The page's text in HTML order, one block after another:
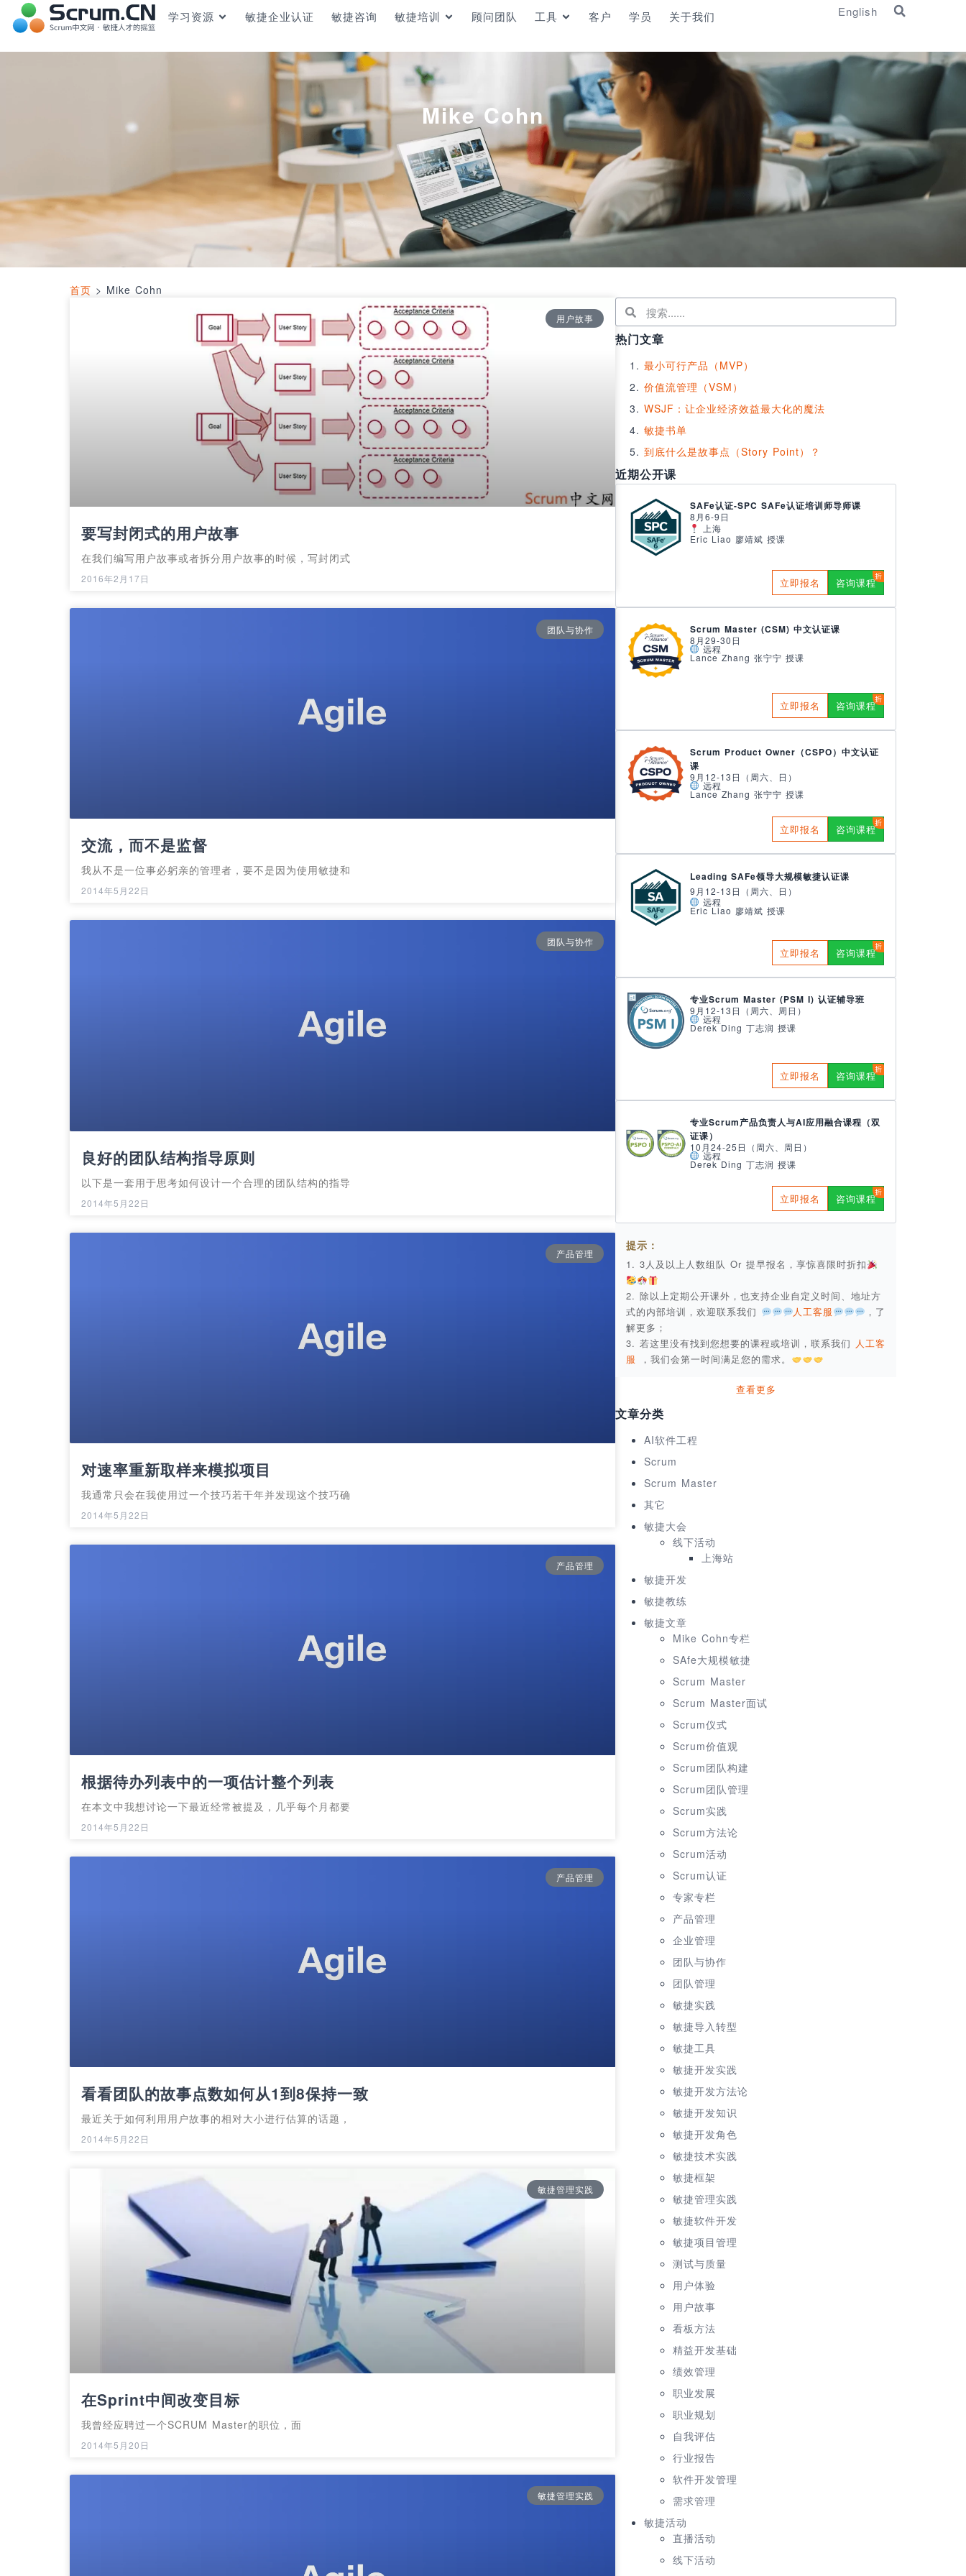
学习资源 敏捷企业认证 敏捷咨询 敏捷培训 顾问团队 工具 客户 学员 关于我们 English
Mike Cohn
首页 > Mike Cohn
用户故事
要写封闭式的用户故事
在我们编写用户故事或者拆分用户故事的时候，写封闭式
2016年2月17日
团队与协作
交流，而不是监督
我从不是一位事必躬亲的管理者，要不是因为使用敏捷和
2014年5月22日
团队与协作
良好的团队结构指导原则
以下是一套用于思考如何设计一个合理的团队结构的指导
2014年5月22日
产品管理
对速率重新取样来模拟项目
我通常只会在我使用过一个技巧若干年并发现这个技巧确
2014年5月22日
产品管理
根据待办列表中的一项估计整个列表
在本文中我想讨论一下最近经常被提及，几乎每个月都要
2014年5月22日
产品管理
看看团队的故事点数如何从1到8保持一致
最近关于如何利用用户故事的相对大小进行估算的话题，
2014年5月22日
敏捷管理实践
在Sprint中间改变目标
我曾经应聘过一个SCRUM Master的职位，面
2014年5月20日
敏捷管理实践
热门文章
最小可行产品（MVP）
价值流管理（VSM）
WSJF：让企业经济效益最大化的魔法
敏捷书单
到底什么是故事点（Story Point）？
近期公开课
SAFe认证-SPC SAFe认证培训师导师课
8月6-9日
上海
Eric Liao 廖靖斌 授课
立即报名 咨询课程
Scrum Master (CSM) 中文认证课
8月29-30日
远程
Lance Zhang 张宁宁 授课
立即报名 咨询课程
Scrum Product Owner（CSPO）中文认证
课
9月12-13日（周六、日）
远程
Lance Zhang 张宁宁 授课
立即报名 咨询课程
Leading SAFe领导大规模敏捷认证课
9月12-13日（周六、日）
远程
Eric Liao 廖靖斌 授课
立即报名 咨询课程
专业Scrum Master (PSM I) 认证辅导班
9月12-13日（周六、周日）
远程
Derek Ding 丁志润 授课
立即报名 咨询课程
专业Scrum产品负责人与AI应用融合课程（双
证课）
10月24-25日（周六、周日）
远程
Derek Ding 丁志润 授课
立即报名 咨询课程
提示：
1. 3人及以上人数组队 Or 提早报名，享惊喜限时折扣
2. 除以上定期公开课外，也支持企业自定义时间、地址方
式的内部培训，欢迎联系我们
人工客服
，了
解更多；
3. 若这里没有找到您想要的课程或培训，联系我们 人工客
服
，我们会第一时间满足您的需求。
查看更多
文章分类
AI软件工程
Scrum
Scrum Master
其它
敏捷大会
线下活动
上海站
敏捷开发
敏捷教练
敏捷文章
Mike Cohn专栏
SAfe大规模敏捷
Scrum Master
Scrum Master面试
Scrum仪式
Scrum价值观
Scrum团队构建
Scrum团队管理
Scrum实践
Scrum方法论
Scrum活动
Scrum认证
专家专栏
产品管理
企业管理
团队与协作
团队管理
敏捷实践
敏捷导入转型
敏捷工具
敏捷开发实践
敏捷开发方法论
敏捷开发知识
敏捷开发角色
敏捷技术实践
敏捷框架
敏捷管理实践
敏捷软件开发
敏捷项目管理
测试与质量
用户体验
用户故事
看板方法
精益开发基础
绩效管理
职业发展
职业规划
自我评估
行业报告
软件开发管理
需求管理
敏捷活动
直播活动
线下活动